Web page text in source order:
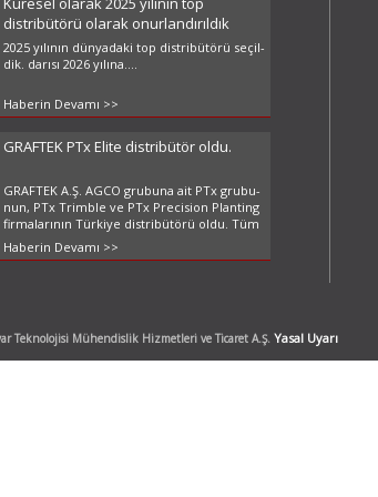
distribütörü olarak onurlandırıldık
2025 yı­lı­nın dün­ya­da­ki top dist­ri­bü­tö­rü se­çil­
dik. da­rı­sı 2026 yı­lı­na....
Haberin Devamı >>
GRAFTEK PTx Elite distribütör oldu.
GRAF­TEK A.Ş. AGCO gru­bu­na ait PTx gru­bu­
nun, PTx Trimb­le ve PTx Pre­ci­si­on Plan­ting
fir­ma­la­rı­nın Tür­ki­ye dist­ri­bü­tö­rü oldu. Tüm
ürün grup­la­rı­nı içe­ren bu olu­şum, dün­ya­da
çok az sa­yı­da f...
Haberin Devamı >>
Teknolojisi Mühendislik Hizmetleri ve Ticaret A.Ş. Yasal Uyarı